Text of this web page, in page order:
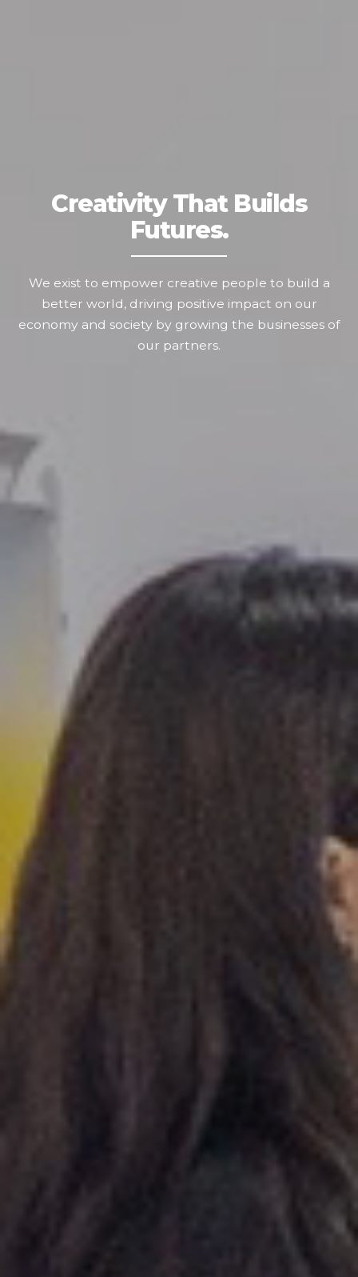
Creativity That Builds
Futures.
We exist to empower creative people to build a
better world, driving positive impact on our
economy and society by growing the businesses of
our partners.